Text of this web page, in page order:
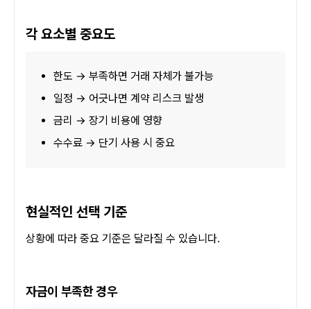
각 요소별 중요도
한도 → 부족하면 거래 자체가 불가능
일정 → 어긋나면 계약 리스크 발생
금리 → 장기 비용에 영향
수수료 → 단기 사용 시 중요
현실적인 선택 기준
상황에 따라 중요 기준은 달라질 수 있습니다.
자금이 부족한 경우